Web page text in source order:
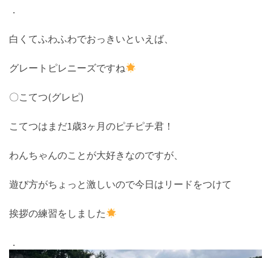
．
白くてふわふわでおっきいといえば、
グレートピレニーズですね
〇こてつ(グレピ)
こてつはまだ1歳3ヶ月のピチピチ君！
わんちゃんのことが大好きなのですが、
遊び方がちょっと激しいので今日はリードをつけて
挨拶の練習をしました
．